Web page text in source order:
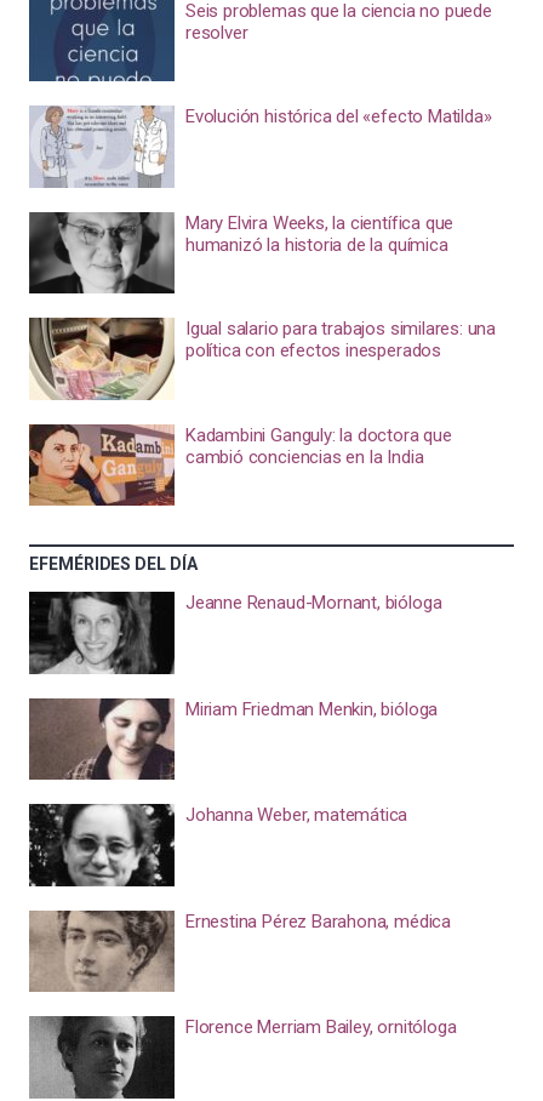
Seis problemas que la ciencia no puede
resolver
Evolución histórica del «efecto Matilda»
Mary Elvira Weeks, la científica que
humanizó la historia de la química
Igual salario para trabajos similares: una
política con efectos inesperados
Kadambini Ganguly: la doctora que
cambió conciencias en la India
EFEMÉRIDES DEL DÍA
Jeanne Renaud-Mornant, bióloga
Miriam Friedman Menkin, bióloga
Johanna Weber, matemática
Ernestina Pérez Barahona, médica
Florence Merriam Bailey, ornitóloga